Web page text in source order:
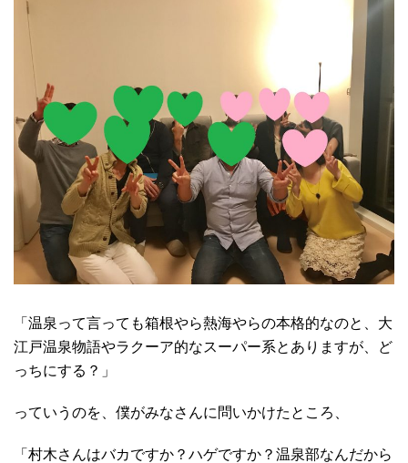
「温泉って言っても箱根やら熱海やらの本格的なのと、大
江戸温泉物語やラクーア的なスーパー系とありますが、ど
っちにする？」
っていうのを、僕がみなさんに問いかけたところ、
「村木さんはバカですか？ハゲですか？温泉部なんだから